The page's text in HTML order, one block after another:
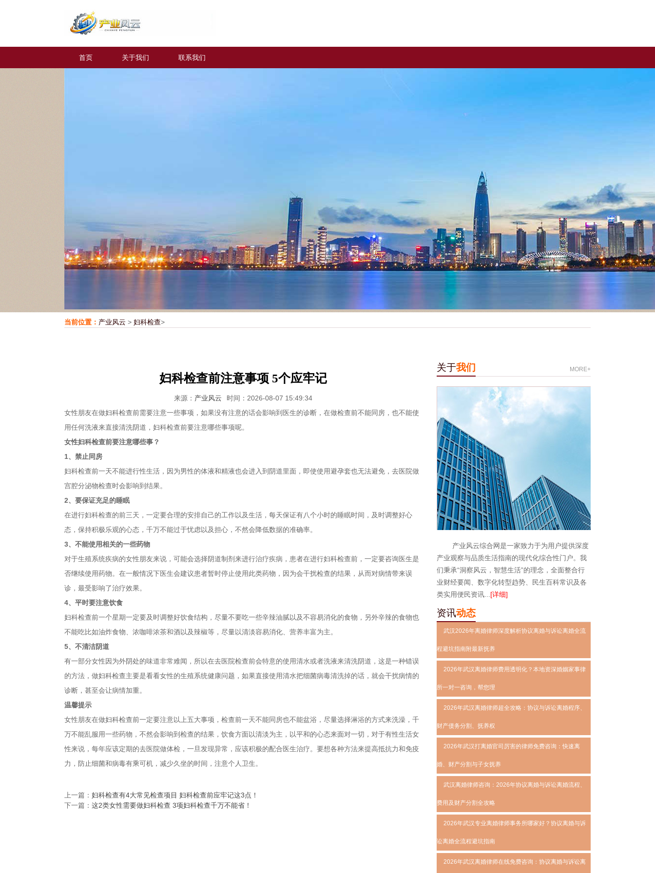
首页 关于我们 联系我们
当前位置： 产业风云 > 妇科检查>
妇科检查前注意事项 5个应牢记
来源： 产业风云
时间：2026-08-07 15:49:34
女性朋友在做妇科检查前需要注意一些事项，如果没有注意的话会影响到医生的诊断，在做检查前不能同房，也不能使
用任何洗液来直接清洗阴道，妇科检查前要注意哪些事项呢。
女性妇科检查前要注意哪些事？
1、禁止同房
妇科检查前一天不能进行性生活，因为男性的体液和精液也会进入到阴道里面，即使使用避孕套也无法避免，去医院做
宫腔分泌物检查时会影响到结果。
2、要保证充足的睡眠
在进行妇科检查的前三天，一定要合理的安排自己的工作以及生活，每天保证有八个小时的睡眠时间，及时调整好心
态，保持积极乐观的心态，千万不能过于忧虑以及担心，不然会降低数据的准确率。
3、不能使用相关的一些药物
对于生殖系统疾病的女性朋友来说，可能会选择阴道制剂来进行治疗疾病，患者在进行妇科检查前，一定要咨询医生是
否继续使用药物。在一般情况下医生会建议患者暂时停止使用此类药物，因为会干扰检查的结果，从而对病情带来误
诊，最受影响了治疗效果。
4、平时要注意饮食
妇科检查前一个星期一定要及时调整好饮食结构，尽量不要吃一些辛辣油腻以及不容易消化的食物，另外辛辣的食物也
不能吃比如油炸食物、浓咖啡浓茶和酒以及辣椒等，尽量以清淡容易消化、营养丰富为主。
5、不清洁阴道
有一部分女性因为外阴处的味道非常难闻，所以在去医院检查前会特意的使用清水或者洗液来清洗阴道，这是一种错误
的方法，做妇科检查主要是看看女性的生殖系统健康问题，如果直接使用清水把细菌病毒清洗掉的话，就会干扰病情的
诊断，甚至会让病情加重。
温馨提示
女性朋友在做妇科检查前一定要注意以上五大事项，检查前一天不能同房也不能盆浴，尽量选择淋浴的方式来洗澡，千
万不能乱服用一些药物，不然会影响到检查的结果，饮食方面以清淡为主，以平和的心态来面对一切，对于有性生活女
性来说，每年应该定期的去医院做体检，一旦发现异常，应该积极的配合医生治疗。要想各种方法来提高抵抗力和免疫
力，防止细菌和病毒有乘可机，减少久坐的时间，注意个人卫生。
上一篇： 妇科检查有4大常见检查项目 妇科检查前应牢记这3点！
下一篇： 这2类女性需要做妇科检查 3项妇科检查千万不能省！
MORE+
关于我们
产业风云综合网是一家致力于为用户提供深度
产业观察与品质生活指南的现代化综合性门户。我
们秉承“洞察风云，智慧生活”的理念，全面整合行
业财经要闻、数字化转型趋势、民生百科常识及各
类实用便民资讯... [详细]
资讯动态
武汉2026年离婚律师深度解析协议离婚与诉讼离婚全流
程避坑指南附最新抚养
2026年武汉离婚律师费用透明化？本地资深婚姻家事律
所一对一咨询，帮您理
2026年武汉离婚律师超全攻略：协议与诉讼离婚程序、
财产债务分割、抚养权
2026年武汉打离婚官司厉害的律师免费咨询：快速离
婚、财产分割与子女抚养
武汉离婚律师咨询：2026年协议离婚与诉讼离婚流程、
费用及财产分割全攻略
2026年武汉专业离婚律师事务所哪家好？协议离婚与诉
讼离婚全流程避坑指南
2026年武汉离婚律师在线免费咨询：协议离婚与诉讼离